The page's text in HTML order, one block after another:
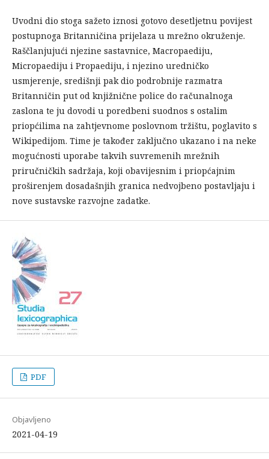
Uvodni dio stoga sažeto iznosi gotovo desetljetnu povijest
postupnoga Britanničina prijelaza u mrežno okruženje.
Raščlanjujući njezine sastavnice, Macropaediju,
Micropaediju i Propaediju, i njezino uredničko
usmjerenje, središnji pak dio podrobnije razmatra
Britanničin put od knjižnične police do računalnoga
zaslona te ju dovodi u poredbeni suodnos s ostalim
priopćilima na zahtjevnome poslovnom tržištu, poglavito s
Wikipedijom. Time je također zaključno ukazano i na neke
mogućnosti uporabe takvih suvremenih mrežnih
priručničkih sadržaja, koji obavijesnim i priopćajnim
proširenjem dosadašnjih granica nedvojbeno postavljaju i
nove sustavske razvojne zadatke.
PDF
Objavljeno
2021-04-19